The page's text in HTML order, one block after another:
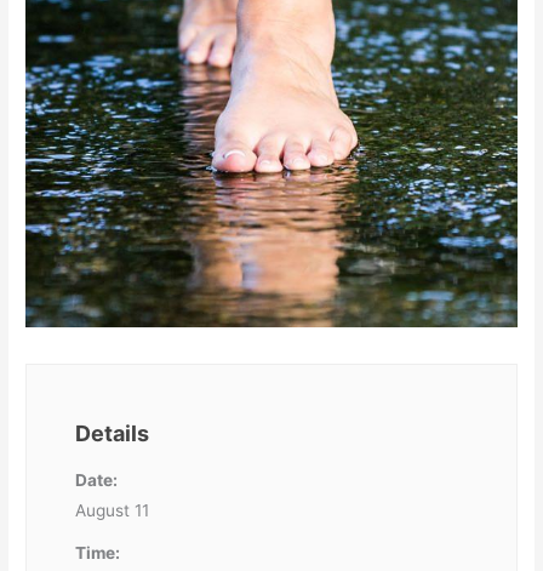
Details
Date:
August 11
Time: